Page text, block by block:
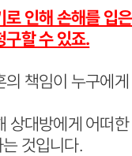
로 인해 손해를 입
구할 수 있죠.
의 책임이 누구에
상대방에게 어떠
것입니다.